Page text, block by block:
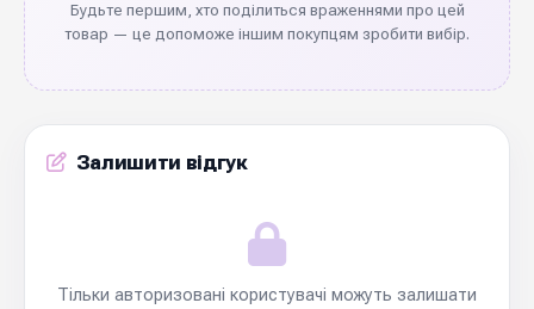
Будьте першим, хто поділиться враженнями про цей
товар — це допоможе іншим покупцям зробити вибір.
Залишити відгук
Тільки авторизовані користувачі можуть залишати